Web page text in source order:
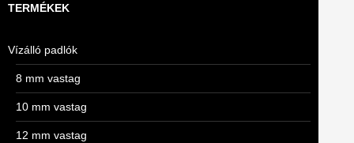
TERMÉKEK
Vízálló padlók
8 mm vastag
10 mm vastag
12 mm vastag